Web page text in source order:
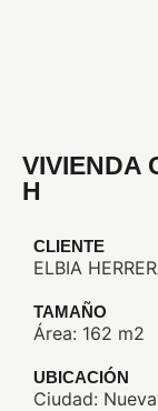
VIVIENDA
H
CLIENTE
ELBIA
TAMAÑO
Área: 162 m2
UBICACIÓN
Ciudad: